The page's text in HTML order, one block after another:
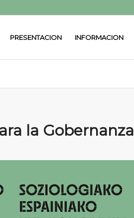
PRESENTACION INFORMACION
la Gobernanza